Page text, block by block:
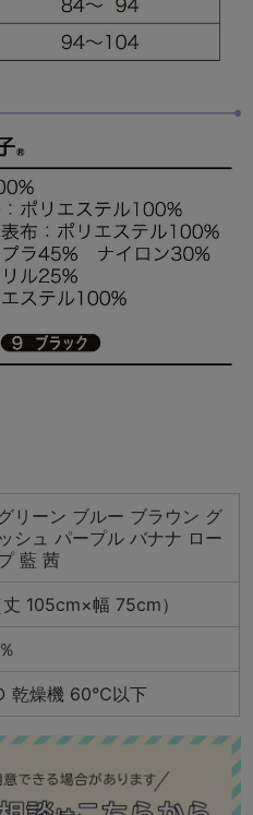
リーン ブルー ブラウン グ
シュ パープル バナナ ロー
藍 茜
105cm×幅 75cm）
乾燥機 60℃以下